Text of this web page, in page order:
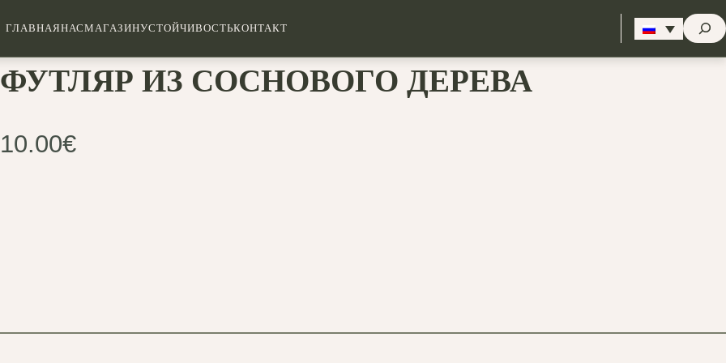
ГЛАВНАЯНАСМАГАЗИНУСТОЙЧИВОСТЬКОНТАКТ
ФУТЛЯР ИЗ СОСНОВОГО ДЕРЕВА
10.00€